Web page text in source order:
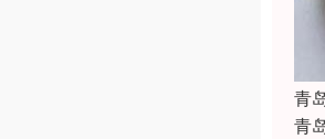
青
青